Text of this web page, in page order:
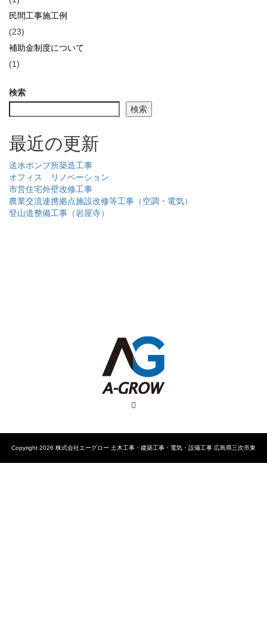
民間工事施工例
(23)
補助金制度について
(1)
検索
検索
最近の更新
送水ポンプ所築造工事
オフィス リノベーション
市営住宅外壁改修工事
農業交流連携拠点施設改修等工事（空調・電気）
登山道整備工事（岩屋寺）
Copyright 2026 株式会社エーグロー 土木工事・建築工事・電気・設備工事 広島県三次市東